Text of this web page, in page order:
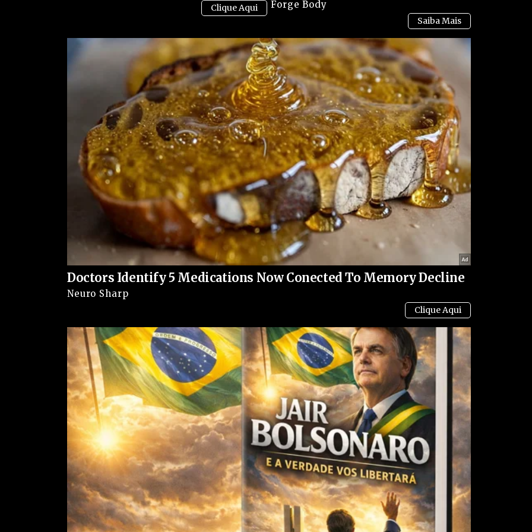
para entrar no grupo do WhatsApp onde você receberá todas as nossas matérias,
notícias e artigos em primeira mão (apenas ADMs enviam mensagens).
Forge Body
Doctors Identify 5 Medications Now Conected To Memory Decline
Neuro Sharp